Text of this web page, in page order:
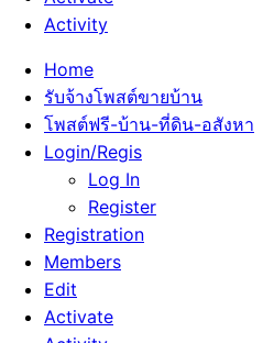
Activity
Home
รับจ้างโพสต์ขายบ้าน
โพสต์ฟรี-บ้าน-ที่ดิน-อสังหา
Login/Regis
Log In
Register
Registration
Members
Edit
Activate